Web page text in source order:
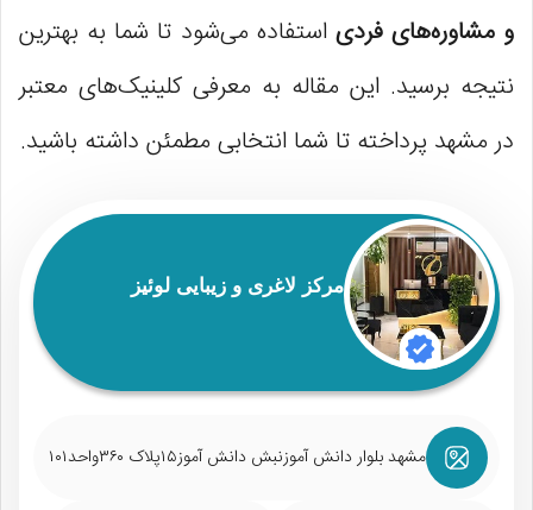
و مشاوره‌های فردی استفاده می‌شود تا شما به بهترین
نتیجه برسید. این مقاله به معرفی کلینیک‌های معتبر
در مشهد پرداخته تا شما انتخابی مطمئن داشته باشید.
مرکز لاغری و زیبایی لوئیز
مشهد بلوار دانش آموزنبش دانش آموز۱۵پلاک ۳۶۰واحد۱۰۱